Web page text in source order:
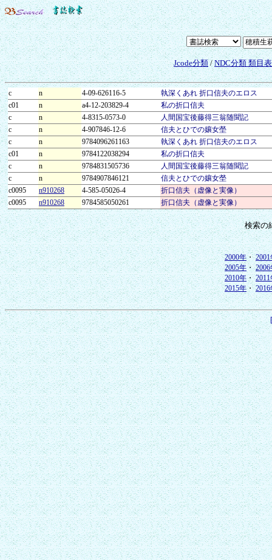
Jcode分類/NDC分類 類目
c n 4-09-626116-5
執深くあれ 折口信夫のエロス
c01
n a4-12-203829-4
私の折口信夫
c
n 4-8315-0573-0
人間国宝後藤得三翁随聞記
c
n 4-907846-12-6
信夫とひでの孃女塋
c
n 9784096261163
執深くあれ 折口信夫のエロス
c01
n 9784122038294
私の折口信夫
c
n 9784831505736
人間国宝後藤得三翁随聞記
c
n 9784907846121
信夫とひでの孃女塋
c0095
n910268 4-585-05026-4
折口信夫（虚像と実像）
c0095
n910268 9784585050261 折口信夫（虚像と実像）
検索の
2000年・2001
2005年・2006
2010年・2011
2015年・2016